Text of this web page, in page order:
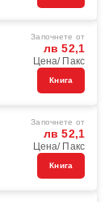
Започнете от
лв 52,1
Цена/ Пакс
Книга
Започнете от
лв 52,1
Цена/ Пакс
Книга